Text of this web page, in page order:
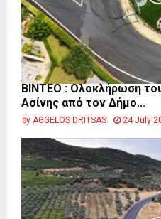
ΒΙΝΤΕΟ : Ολοκλήρωση
Ασίνης από τον Δήμο...
by AGGELOS DRITSAS 24 July